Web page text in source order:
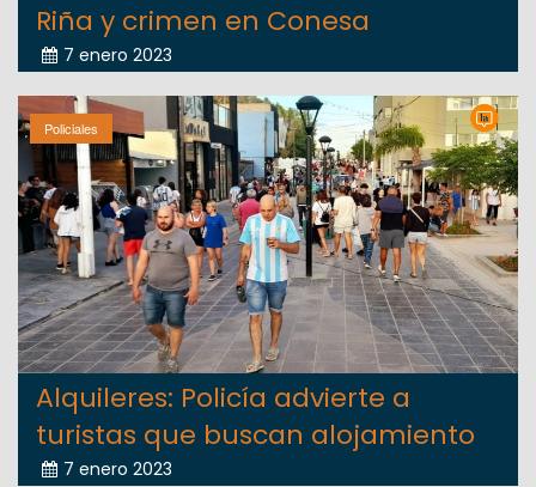
Riña y crimen en Conesa
7 enero 2023
Policiales
Alquileres: Policía advierte a
turistas que buscan alojamiento
7 enero 2023